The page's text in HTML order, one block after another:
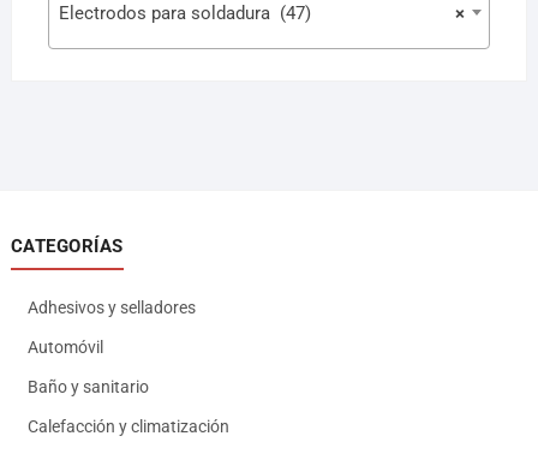
×
Electrodos para soldadura (47)
CATEGORÍAS
Adhesivos y selladores
Automóvil
Baño y sanitario
Calefacción y climatización